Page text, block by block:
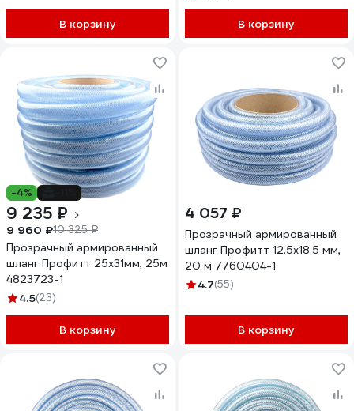
В корзину В корзину
-4%
9 235 ₽
9 960 ₽10 325 ₽
Прозрачный армированный
шланг Профитт 25х31мм, 25м
4823723-1
4.5(23)
В корзину
4 057 ₽
Прозрачный армированный
шланг Профитт 12.5х18.5 мм,
20 м 7760404-1
4.7(55)
В корзину